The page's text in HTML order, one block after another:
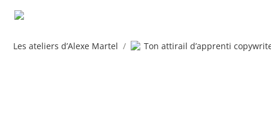
Les ateliers d’Alexe Martel / Ton attirail d’apprenti